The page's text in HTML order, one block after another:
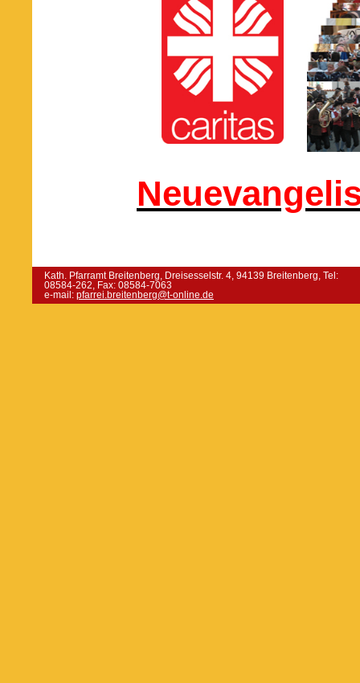
Kath. Pfarramt Breitenberg, Dreisesselstr. 4, 94139 Breitenberg, Tel:
08584-262, Fax: 08584-7063
e-mail: pfarrei.breitenberg@t-online.de